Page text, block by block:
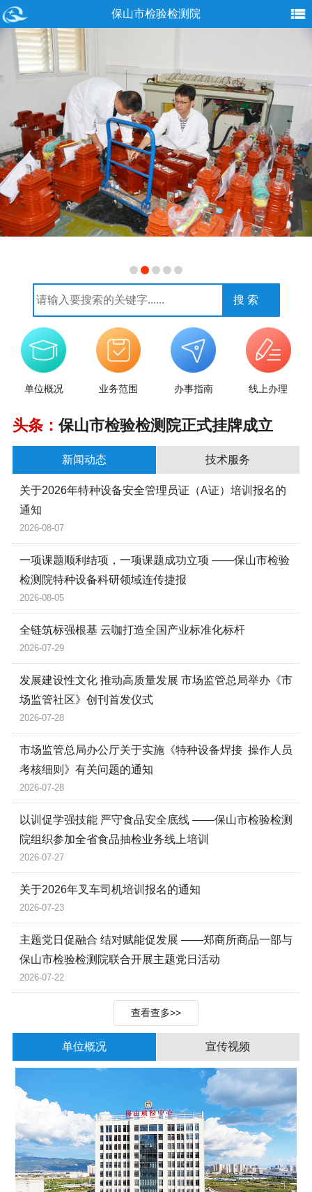
保山市检验检测院
单位概况 业务范围 办事指南 线上办理
头条： 保山市检验检测院正式挂牌成立
新闻动态 技术服务
关于2026年特种设备安全管理员证（A证）培训报名的
通知
2026-08-07
一项课题顺利结项，一项课题成功立项 ——保山市检验
检测院特种设备科研领域连传捷报
2026-08-05
全链筑标强根基 云咖打造全国产业标准化标杆
2026-07-29
发展建设性文化 推动高质量发展 市场监管总局举办《市
场监管社区》创刊首发仪式
2026-07-28
市场监管总局办公厅关于实施《特种设备焊接 操作人员
考核细则》有关问题的通知
2026-07-28
以训促学强技能 严守食品安全底线 ——保山市检验检测
院组织参加全省食品抽检业务线上培训
2026-07-27
关于2026年叉车司机培训报名的通知
2026-07-23
主题党日促融合 结对赋能促发展 ——郑商所商品一部与
保山市检验检测院联合开展主题党日活动
2026-07-22
查看查多>>
单位概况 宣传视频